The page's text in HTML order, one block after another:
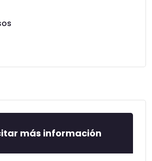
más información